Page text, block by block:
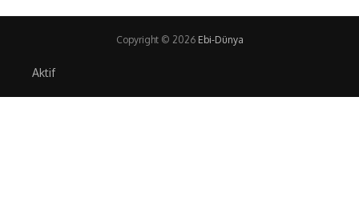
Copyright © 2026 Ebi-Dünya
Aktif